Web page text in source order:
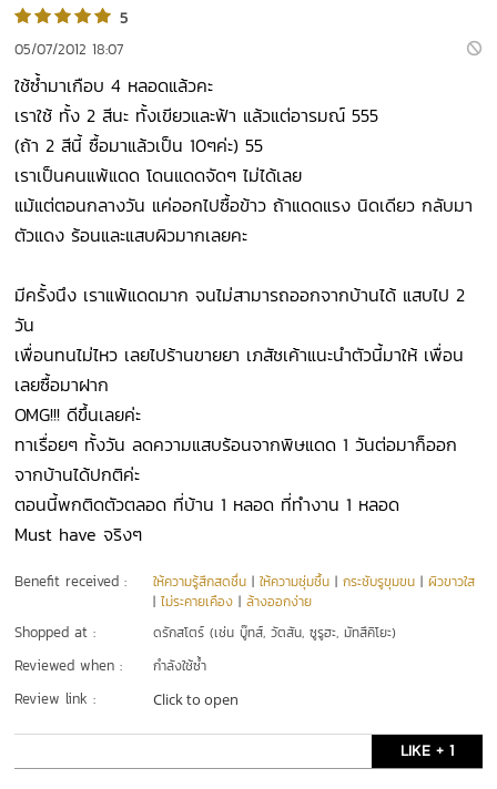
5
05/07/2012 18:07
ใช้ซ้ำมาเกือบ 4 หลอดแล้วคะ
เราใช้ ทั้ง 2 สีนะ ทั้งเขียวและฟ้า แล้วแต่อารมณ์ 555
(ถ้า 2 สีนี้ ซื้อมาแล้วเป็น 10ๆค่ะ) 55
เราเป็นคนแพ้แดด โดนแดดจัดๆ ไม่ได้เลย
แม้แต่ตอนกลางวัน แค่ออกไปซื้อข้าว ถ้าแดดแรง นิดเดียว กลับมา
ตัวแดง ร้อนและแสบผิวมากเลยคะ
มีครั้งนึง เราแพ้แดดมาก จนไม่สามารถออกจากบ้านได้ แสบไป 2
วัน
เพื่อนทนไม่ไหว เลยไปร้านขายยา เภสัชเค้าแนะนำตัวนี้มาให้ เพื่อน
เลยซื้อมาฝาก
OMG!!! ดีขึ้นเลยค่ะ
ทาเรื่อยๆ ทั้งวัน ลดความแสบร้อนจากพิษแดด 1 วันต่อมาก็ออก
จากบ้านได้ปกติค่ะ
ตอนนี้พกติดตัวตลอด ที่บ้าน 1 หลอด ที่ทำงาน 1 หลอด
Must have จริงๆ
Benefit received : ให้ความรู้สึกสดชื่น |ให้ความชุ่มชื้น |กระชับรูขุมขน |ผิวขาวใส
|ไม่ระคายเคือง |ล้างออกง่าย
Shopped at : ดรักสโตร์ (เช่น บู๊ทส์, วัตสัน, ซูรูฮะ, มัทสึคิโยะ)
Reviewed when : กำลังใช้ซ้ำ
Review link : Click to open
LIKE + 1